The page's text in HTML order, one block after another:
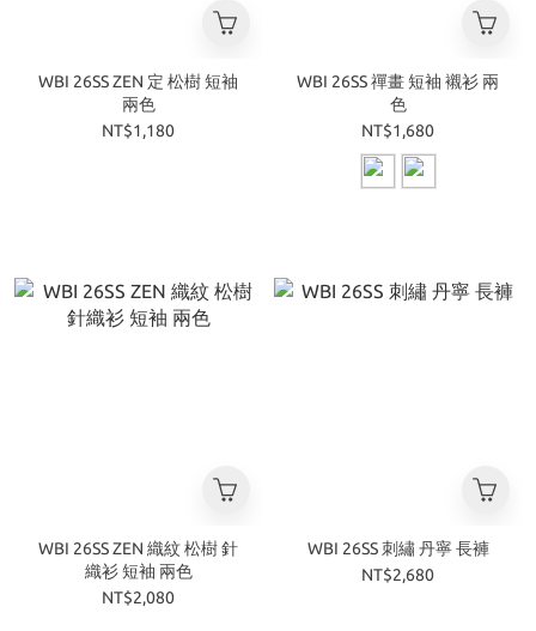
WBI 26SS ZEN 定 松樹 短袖
兩色
NT$1,180
WBI 26SS 禪畫 短袖 襯衫 兩
色
NT$1,680
WBI 26SS ZEN 織紋 松樹 針
織衫 短袖 兩色
NT$2,080
WBI 26SS 刺繡 丹寧 長褲
NT$2,680